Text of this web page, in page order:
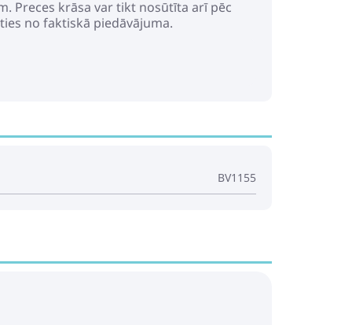
Preces krāsa var tikt nosūtīta arī pēc
no faktiskā piedāvājuma.
BV1155